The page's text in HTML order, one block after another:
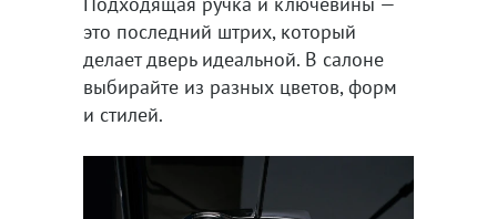
это последний штрих, который
делает дверь идеальной. В салоне
выбирайте из разных цветов, форм
и стилей.